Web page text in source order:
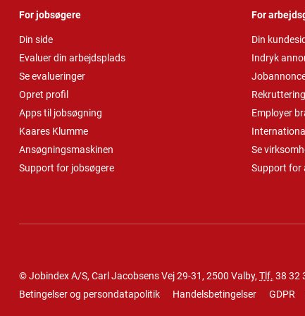
For jobsøgere
Din side
Evaluer din arbejdsplads
Se evalueringer
Opret profil
Apps til jobsøgning
Kaares Klumme
Ansøgningsmaskinen
Support for jobsøgere
For
Din
Indryk
Rekruttering
Employer
International
Se
Support for
© Jobindex A/S, Carl Jacobsens Vej 29-31, 2500 Valby, Tlf. 38 32
Betingelser og persondatapolitik
Handelsbetingelser GDPR